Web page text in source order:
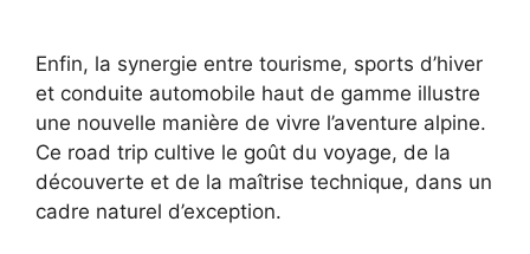
Enfin, la synergie entre tourisme, sports d’hiver
et conduite automobile haut de gamme illustre
une nouvelle manière de vivre l’aventure alpine.
Ce road trip cultive le goût du voyage, de la
découverte et de la maîtrise technique, dans un
cadre naturel d’exception.